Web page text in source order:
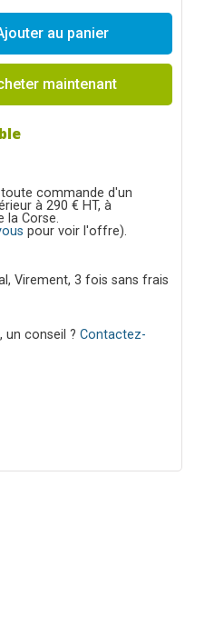
au panier
maintenant
commande d'un
à 290 € HT, à
la Corse.
pour voir l'offre).
Virement, 3 fois sans frais
un conseil ?Contactez-